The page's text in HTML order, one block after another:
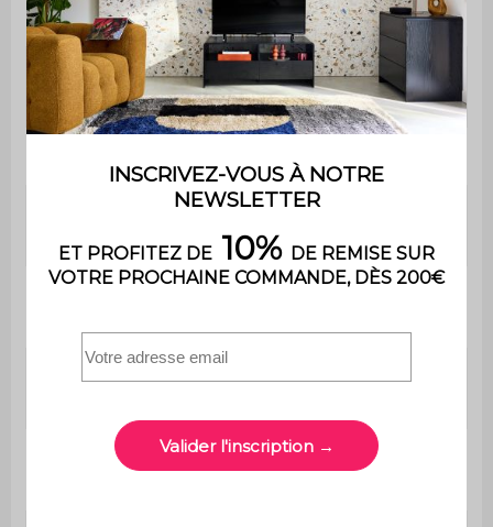
Garantie 2 ans
Montage
Le montage est très simple,
une notice est fournie
Dimensions
L 57.6 x P 38 cm (x2) / L 58.5 x
Hauteur entre
17,85 cm